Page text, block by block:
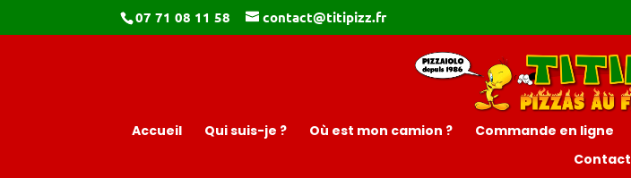
07 71 08 11 58 contact@titipizz.fr
Accueil Qui suis-je ? Où est mon camion ? Commande en ligne
Contact